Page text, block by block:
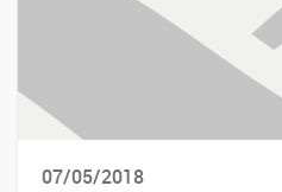
07/05/2018